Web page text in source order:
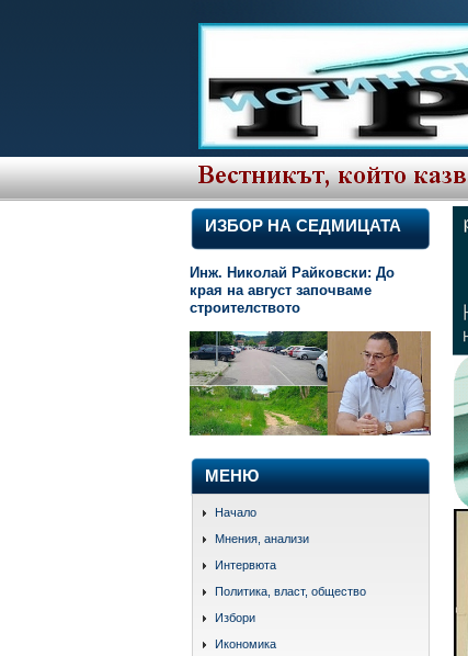
ИЗБОР НА СЕДМИЦАТА
Инж. Николай Райковски: До
края на август започваме
строителството
МЕНЮ
Начало
Мнения, анализи
Интервюта
Политика, власт, общество
Избори
Икономика